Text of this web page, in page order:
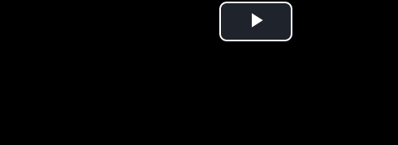
Play